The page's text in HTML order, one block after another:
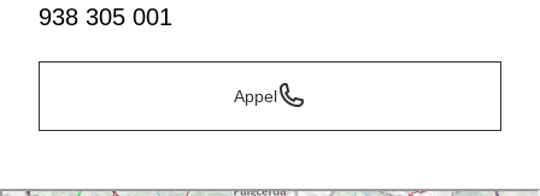
938 305 001
Appel